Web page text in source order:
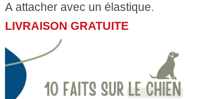
A attacher avec un élastique.
LIVRAISON GRATUITE